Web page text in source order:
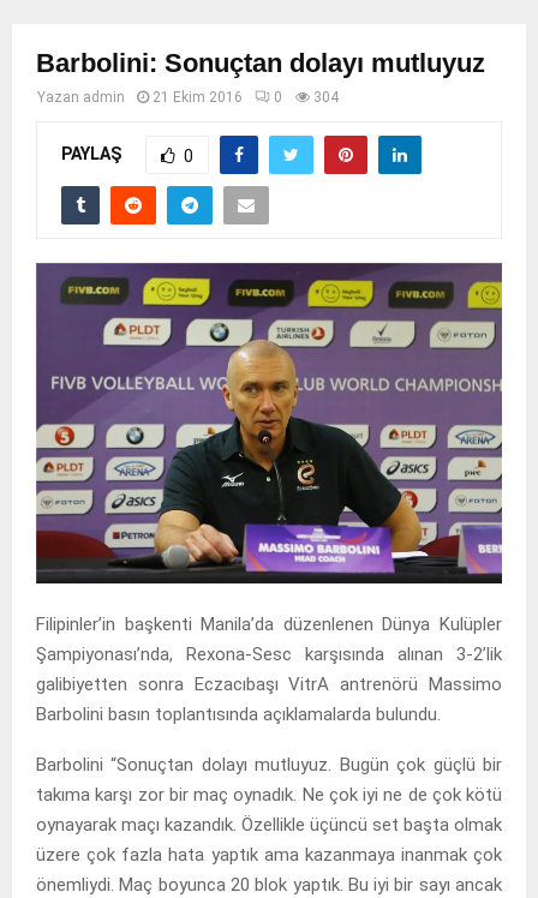
Barbolini: Sonuçtan dolayı mutluyuz
Yazan admin 21 Ekim 2016 0 304
PAYLAŞ 0
Filipinler’in başkenti Manila’da düzenlenen Dünya Kulüpler
Şampiyonası’nda, Rexona-Sesc karşısında alınan 3-2’lik
galibiyetten sonra Eczacıbaşı VitrA antrenörü Massimo
Barbolini basın toplantısında açıklamalarda bulundu.
Barbolini “Sonuçtan dolayı mutluyuz. Bugün çok güçlü bir
takıma karşı zor bir maç oynadık. Ne çok iyi ne de çok kötü
oynayarak maçı kazandık. Özellikle üçüncü set başta olmak
üzere çok fazla hata yaptık ama kazanmaya inanmak çok
önemliydi. Maç boyunca 20 blok yaptık. Bu iyi bir sayı ancak